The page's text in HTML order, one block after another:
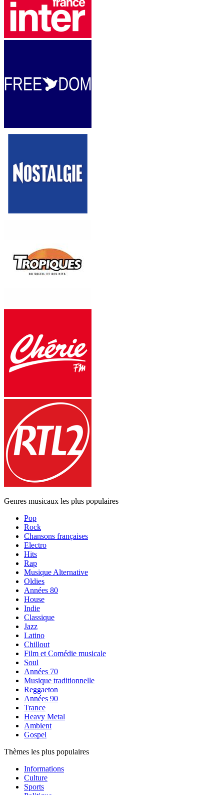
Genres musicaux les plus populaires
Pop
Rock
Chansons françaises
Electro
Hits
Rap
Musique Alternative
Oldies
Années 80
House
Indie
Classique
Jazz
Latino
Chillout
Film et Comédie musicale
Soul
Années 70
Musique traditionnelle
Reggaeton
Années 90
Trance
Heavy Metal
Ambient
Gospel
Thèmes les plus populaires
Informations
Culture
Sports